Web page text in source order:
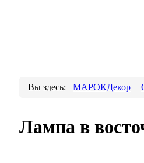
Вы здесь: МАРОКДекор
Лампа в